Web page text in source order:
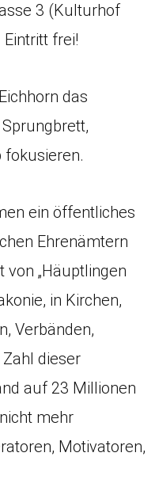
3 (Kulturhof
frei!
das
fokusieren.
ein öffentliches
Ehrenämtern
„Häuptlingen
in Kirchen,
Verbänden,
dieser
auf 23 Millionen
mehr
Motivatoren,